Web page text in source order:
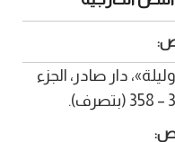
دار صادر، الجزء